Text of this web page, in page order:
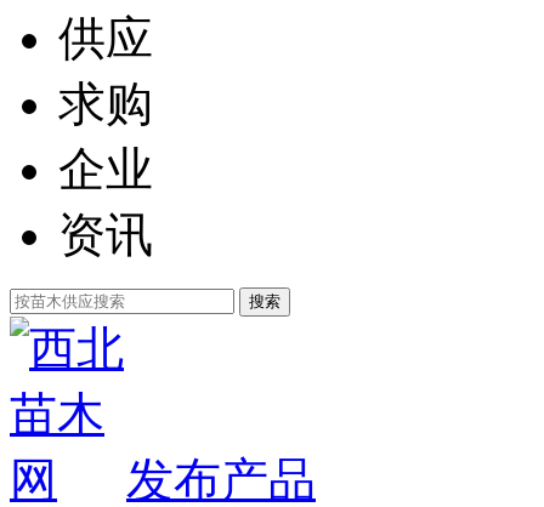
供应
求购
企业
资讯
发布产品